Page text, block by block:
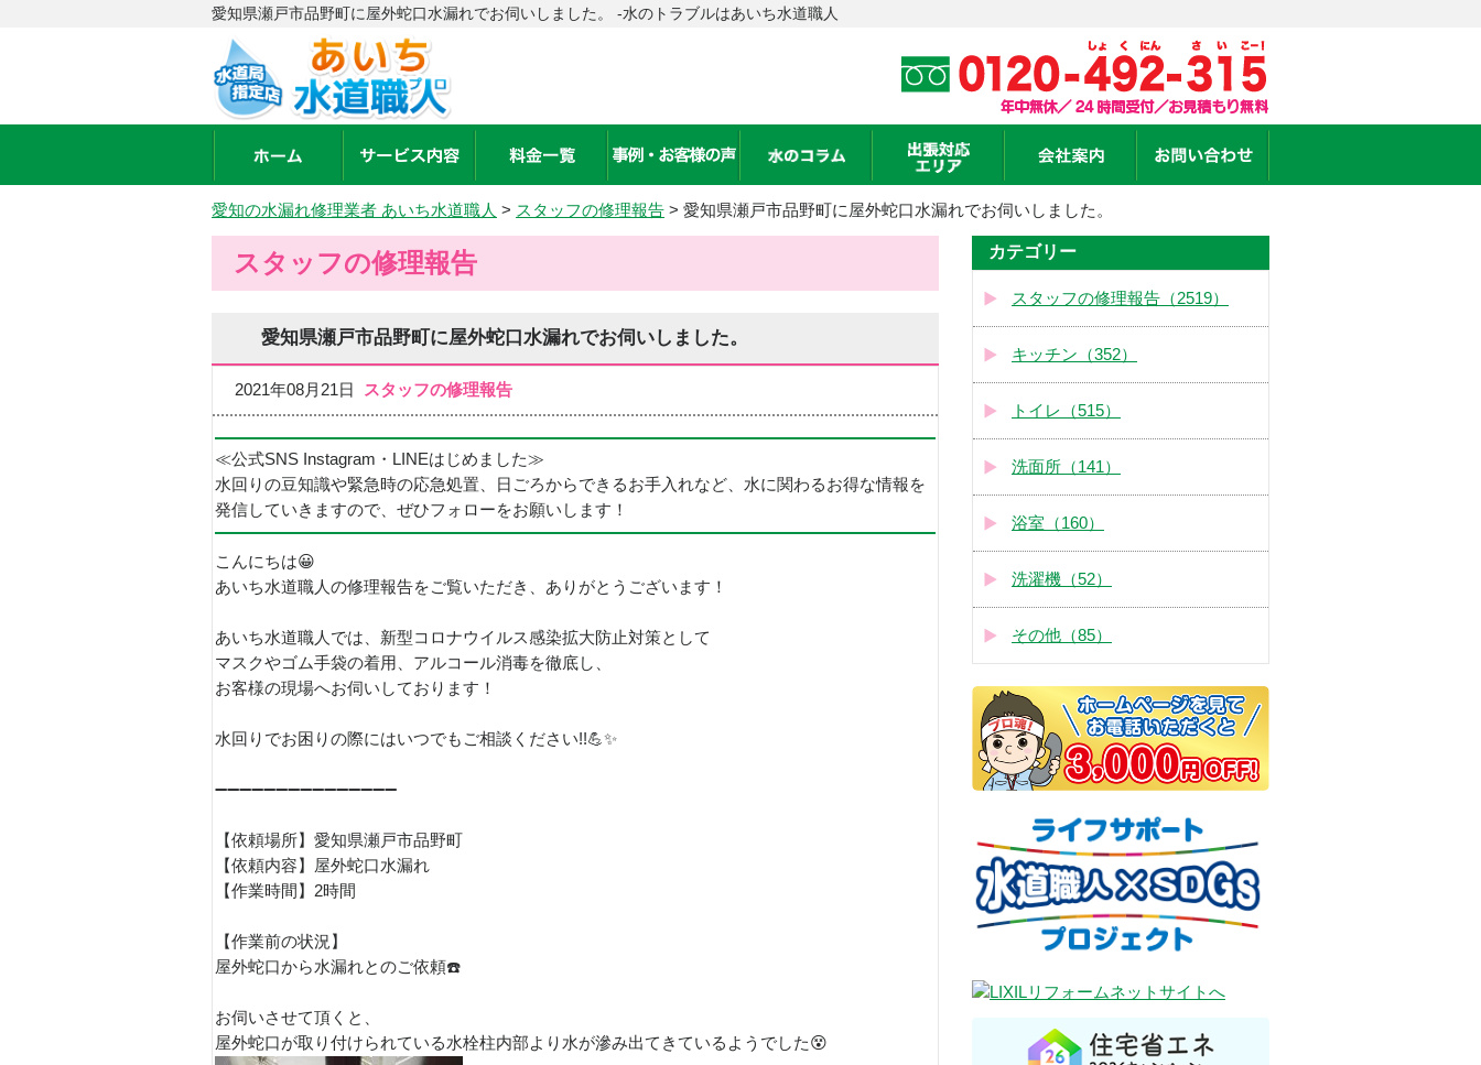
愛知県瀬戸市品野町に屋外蛇口水漏れでお伺いしました。 -水のトラブルはあいち水道職人
愛知の水漏れ修理業者 あいち水道職人 > スタッフの修理報告 > 愛知県瀬戸市品野町に屋外蛇口水漏れでお伺いしました。
スタッフの修理報告
愛知県瀬戸市品野町に屋外蛇口水漏れでお伺いしました。
2021年08月21日 スタッフの修理報告
≪公式SNS Instagram・LINEはじめました≫
水回りの豆知識や緊急時の応急処置、日ごろからできるお手入れなど、水に関わるお得な情報を
発信していきますので、ぜひフォローをお願いします！
こんにちは😀
あいち水道職人の修理報告をご覧いただき、ありがとうございます！
あいち水道職人では、新型コロナウイルス感染拡大防止対策として
マスクやゴム手袋の着用、アルコール消毒を徹底し、
お客様の現場へお伺いしております！
水回りでお困りの際にはいつでもご相談ください!!💪✨
➖➖➖➖➖➖➖➖➖➖➖➖➖➖➖
【依頼場所】愛知県瀬戸市品野町
【依頼内容】屋外蛇口水漏れ
【作業時間】2時間
【作業前の状況】
屋外蛇口から水漏れとのご依頼☎️
お伺いさせて頂くと、
屋外蛇口が取り付けられている水栓柱内部より水が滲み出てきているようでした😵
カテゴリー
スタッフの修理報告（2519）
キッチン（352）
トイレ（515）
洗面所（141）
浴室（160）
洗濯機（52）
その他（85）